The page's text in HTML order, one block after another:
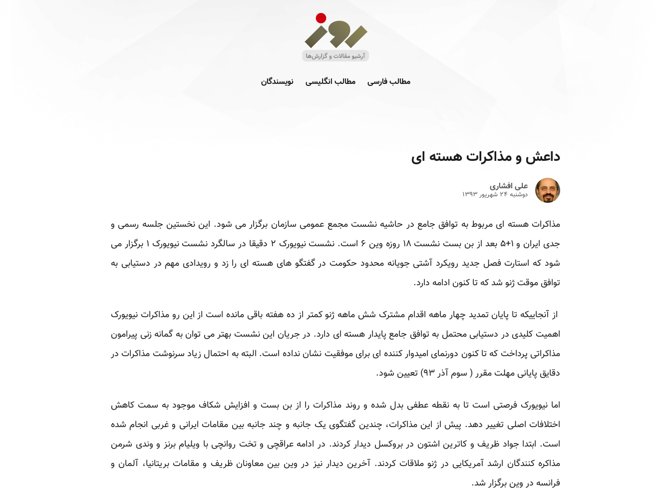
مطالب فارسی مطالب انگلیسی نویسندگان
داعش و مذاکرات هسته ای
علی افشاری
دوشنبه ۲۴ شهريور ۱۳۹۳
مذاکرات هسته ای مربوط به توافق جامع در حاشیه نشست مجمع عمومی سازمان برگزار می شود. این نخستین جلسه رسمی و
جدی ایران و ۱+۵ بعد از بن بست نشست ۱۸ روزه وین ۶ است. نشست نیویورک ۲ دقیقا در سالگرد نشست نیویورک ۱ برگزار می
شود که استارت فصل جدید رویکرد آشتی جویانه محدود حکومت در گفتگو های هسته ای را زد و رویدادی مهم در دستیابی به
توافق موقت ژنو شد که تا کنون ادامه دارد.
از آنجاییکه تا پایان تمدید چهار ماهه اقدام مشترک شش ماهه ژنو کمتر از ده هفته باقی مانده است از این رو مذاکرات نیویورک
اهمیت کلیدی در دستیابی محتمل به توافق جامع پایدار هسته ای دارد. در جریان این نشست بهتر می توان به گمانه زنی پیرامون
مذاکراتی پرداخت که تا کنون دورنمای امیدوار کننده ای برای موفقیت نشان نداده است. البته به احتمال زیاد سرنوشت مذاکرات در
دقایق پایانی مهلت مقرر ( سوم آذر ۹۳) تعیین شود.
اما نیویورک فرصتی است تا به نقطه عطفی بدل شده و روند مذاکرات را از بن بست و افزایش شکاف موجود به سمت کاهش
اختلافات اصلی تغییر دهد. پیش از این مذاکرات، چندین گفتگوی یک جانبه و چند جانبه بین مقامات ایرانی و غربی انجام شده
است. ابتدا جواد ظریف و کاترین اشتون در بروکسل دیدار کردند. در ادامه عراقچی و تخت روانچی با ویلیام برنز و وندی شرمن
مذاکره کنندگان ارشد آمریکایی در ژنو ملاقات کردند. آخرین دیدار نیز در وین بین معاونان ظریف و مقامات بریتانیا، آلمان و
فرانسه در وین برگزار شد.